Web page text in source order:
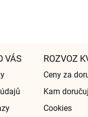
VÁS ROZVOZ
Ceny za
Kam
Cookies